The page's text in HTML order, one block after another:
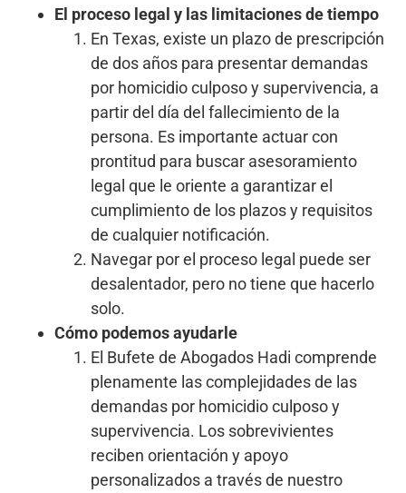
El proceso legal y las limitaciones de tiempo
En Texas, existe un plazo de prescripción
de dos años para presentar demandas
por homicidio culposo y supervivencia, a
partir del día del fallecimiento de la
persona. Es importante actuar con
prontitud para buscar asesoramiento
legal que le oriente a garantizar el
cumplimiento de los plazos y requisitos
de cualquier notificación.
Navegar por el proceso legal puede ser
desalentador, pero no tiene que hacerlo
solo.
Cómo podemos ayudarle
El Bufete de Abogados Hadi comprende
plenamente las complejidades de las
demandas por homicidio culposo y
supervivencia. Los sobrevivientes
reciben orientación y apoyo
personalizados a través de nuestro